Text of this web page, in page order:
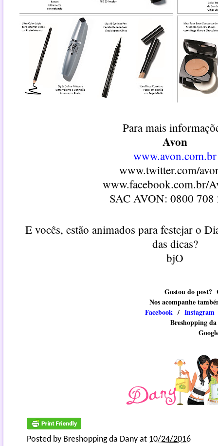
Para mais
Avon
www.avon.com.br
www.twitter.com/
www.facebook.com.br/
SAC AVON: 0800 708
E vocês, estão animados para festejar o
das dicas?
bjO
Gostou do
Nos acompanhe
Facebook / Instagram
Breshopping
Posted by Breshopping da Dany at 10/24/2016